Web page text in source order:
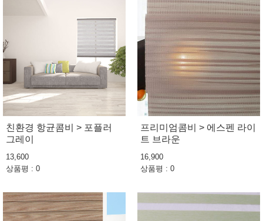
친환경 항균콤비 > 포플러
그레이
13,600
상품평 : 0
프리미엄콤비 > 에스펜 라이
트 브라운
16,900
상품평 : 0